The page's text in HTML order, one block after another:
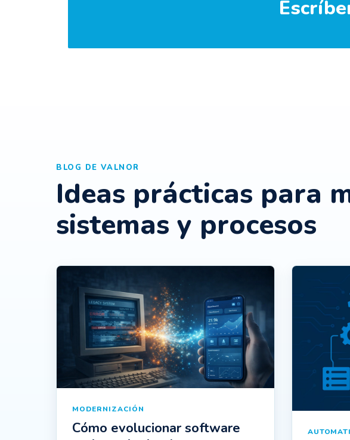
BLOG DE VALNOR
Ideas prácticas para
sistemas y procesos
MODERNIZACIÓN
Cómo evolucionar software